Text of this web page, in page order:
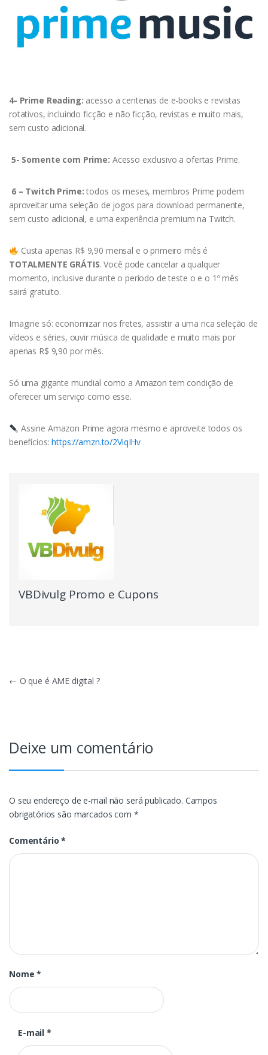
4- Prime Reading: acesso a centenas de e-books e revistas
rotativos, incluindo ficção e não ficção, revistas e muito mais,
sem custo adicional.
5- Somente com Prime: Acesso exclusivo a ofertas Prime.
6 – Twitch Prime: todos os meses, membros Prime podem
aproveitar uma seleção de jogos para download permanente,
sem custo adicional, e uma experiência premium na Twitch.
Custa apenas R$ 9,90 mensal e o primeiro mês é
TOTALMENTE GRÁTIS. Você pode cancelar a qualquer
momento, inclusive durante o período de teste o e o 1º mês
sairá gratuito.
Imagine só: economizar nos fretes, assistir a uma rica seleção de
vídeos e séries, ouvir música de qualidade e muito mais por
apenas R$ 9,90 por mês.
Só uma gigante mundial como a Amazon tem condição de
oferecer um serviço como esse.
Assine Amazon Prime agora mesmo e aproveite todos os
benefícios:https://amzn.to/2ViqIHv
VBDivulg Promo e Cupons
Navegação
← O que é AME digital ?
Deixe um comentário
O seu endereço de e-mail não será publicado. Campos
obrigatórios são marcados com *
Comentário*
Nome*
E-mail*